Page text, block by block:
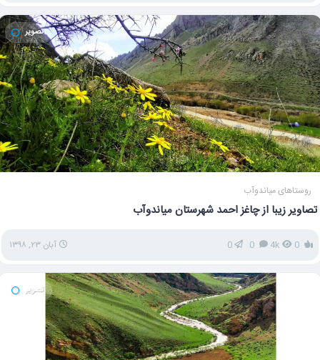
تصویر
روستاهای میاندوآب
تصاویر زیبا از چاغز احمد شهرستان میاندوآب
4k
0 آبان ۲۳, ۱۳۹۸
تصویر